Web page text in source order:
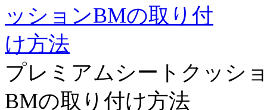
プレミアムシートクッシ
BMの取り付け方法